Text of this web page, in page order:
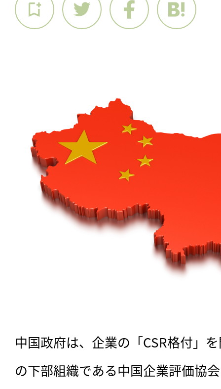
中国政府は、企業の「CSR格付」
の下部組織である中国企業評価協